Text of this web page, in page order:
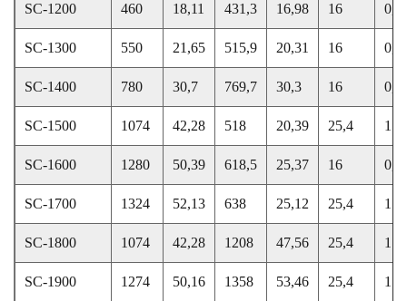
SC-1200 460 18,11 431,3 16,98 16
SC-1300 550 21,65 515,9 20,31 16
SC-1400 780 30,7 769,7 30,3 16
SC-1500 1074 42,28 518 20,39 25,4 1
SC-1600 1280 50,39 618,5 25,37 16
SC-1700 1324 52,13 638 25,12 25,4 1
SC-1800 1074 42,28 1208 47,56 25,4 1
SC-1900 1274 50,16 1358 53,46 25,4 1